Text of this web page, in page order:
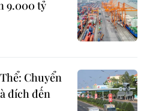
9.000 tỷ
Chuyển
đích đến